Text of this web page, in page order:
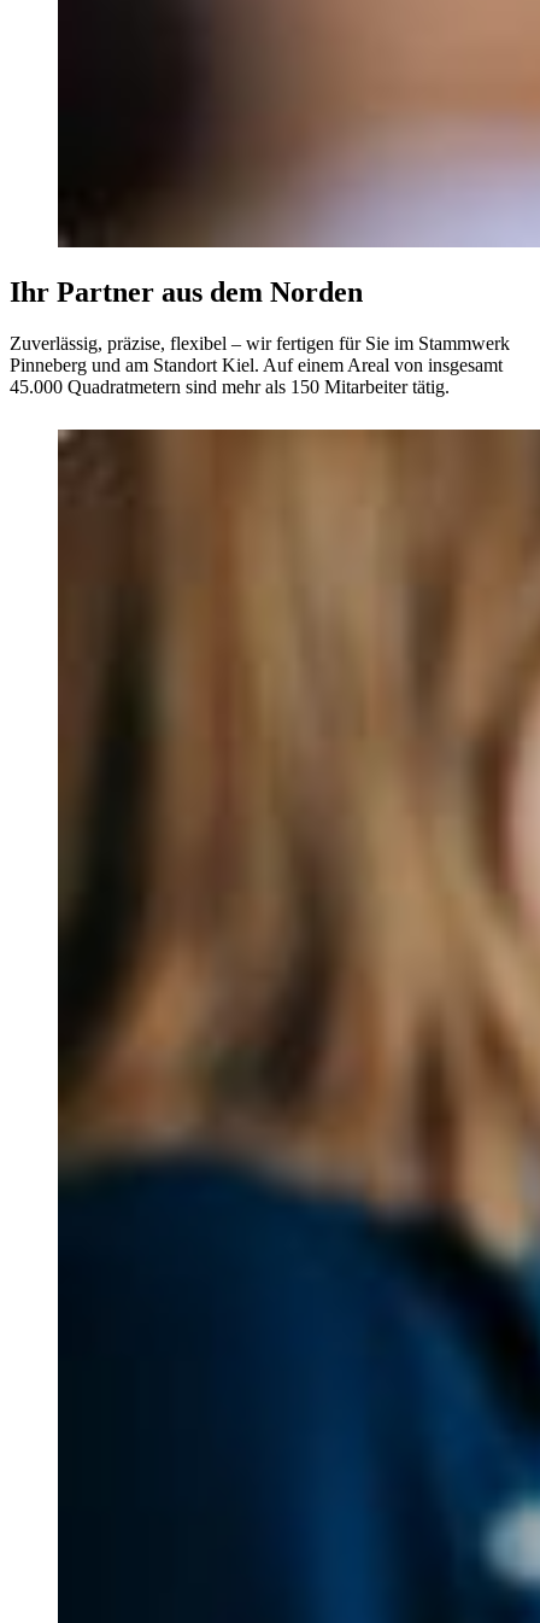
Ihr Partner aus dem Norden
Zuverlässig, präzise, flexibel – wir fertigen für Sie im Stammwerk
Pinneberg und am Standort Kiel. Auf einem Areal von insgesamt
45.000 Quadratmetern sind mehr als 150 Mitarbeiter tätig.